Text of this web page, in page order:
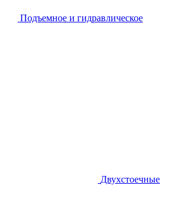
Подъемное и гидравлическое
Двухстоечные